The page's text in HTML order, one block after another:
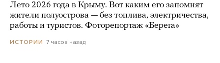
Лето 2026 года в Крыму. Вот каким его запомнят
жители полуострова — без топлива, электричества,
работы и туристов. Фоторепортаж «Берега»
ИСТОРИИ 7 часов назад